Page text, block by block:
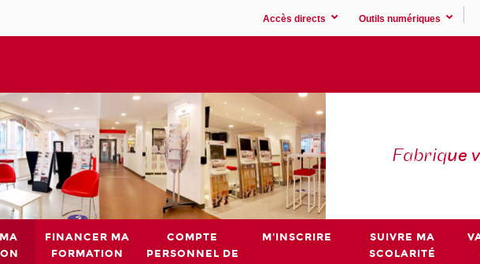
Accès directs Outils numériques
Fabrique
FINANCER MA
FORMATION
COMPTE
PERSONNEL DE
M'INSCRIRE
SUIVRE MA
SCOLARITÉ